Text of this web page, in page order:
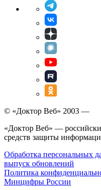
© «Доктор Веб» 2003 —
«Доктор Веб» —
средств защиты
Обработка персональных
выпуск обновлений
Политика
Минцифры России